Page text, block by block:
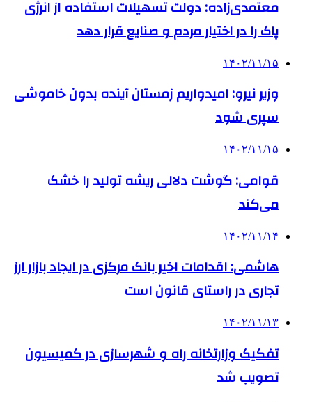
معتمدی‌زاده: دولت تسهیلات استفاده از انرژی
پاک را در اختیار مردم و صنایع قرار دهد
۱۴۰۲/۱۱/۱۵
وزیر نیرو: امیدواریم زمستان آینده بدون خاموشی
سپری شود
۱۴۰۲/۱۱/۱۵
قوامی: گوشت دلالی ریشه تولید را خشک
می‌کند
۱۴۰۲/۱۱/۱۴
هاشمی: اقدامات اخیر بانک مرکزی در ایجاد بازار ارز
تجاری در راستای قانون است
۱۴۰۲/۱۱/۱۳
تفکیک وزارتخانه راه و شهرسازی در کمیسیون
تصویب شد